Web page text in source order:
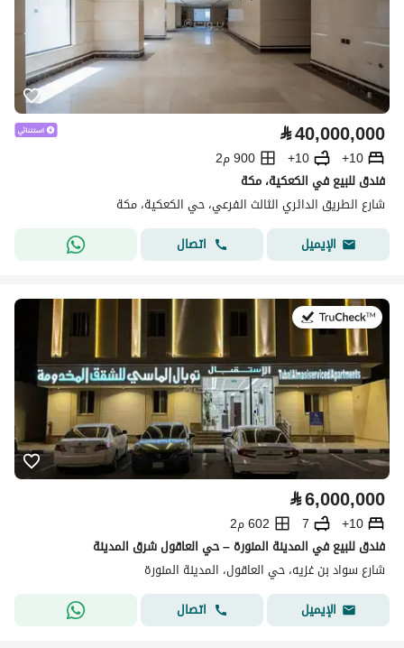
⃁40,000,000
10+
10+
900 م2
فندق للبيع في الكعكية، مكة
شارع الطريق الدائري الثالث الفرعي، حي الكعكية، مكة
الإيميل
اتصال
⃁6,000,000
10+
7
602 م2
فندق للبيع في المدينة المنورة – حي العاقول شرق المدينة
شارع سواد بن غزيه، حي العاقول، المدينة المنورة
الإيميل
اتصال